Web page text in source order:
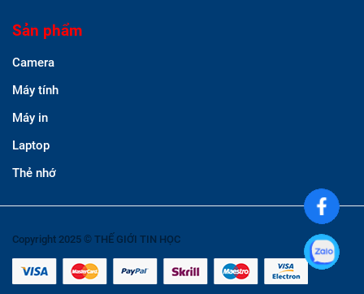
Sản phẩm
Camera
Máy tính
Máy in
Laptop
Thẻ nhớ
Copyright 2025 © THẾ GIỚI TIN HỌC